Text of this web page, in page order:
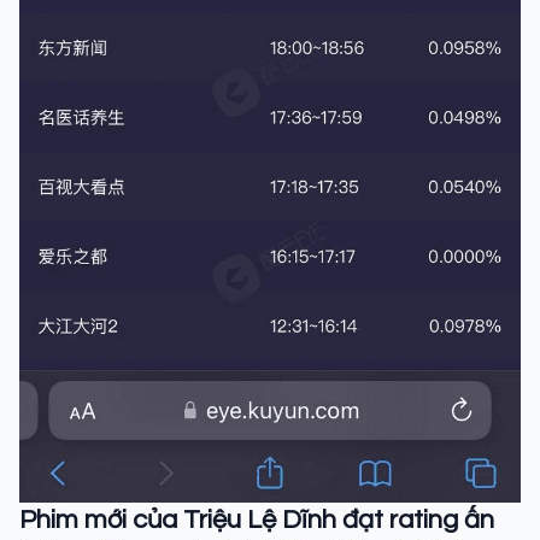
Phim mới của Triệu Lệ Dĩnh đạt rating ấn